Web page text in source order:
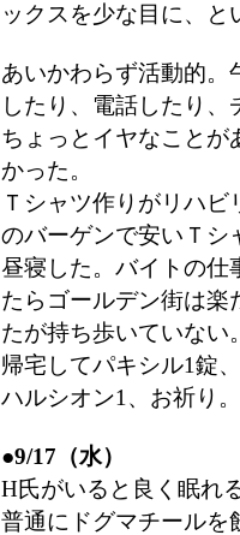
ックスを少な目に、と
あいかわらず活動的。
したり、電話したり、
ちょっとイヤなことが
かった。
Ｔシャツ作りがリハ
のバーゲンで安いＴシ
昼寝した。バイトの仕
たらゴールデン街は
たが持ち歩いていない
帰宅してパキシル1錠
ハルシオン1、お祈り。
●9/17（水）
H氏がいると良く眠れ
普通にドグマチールを